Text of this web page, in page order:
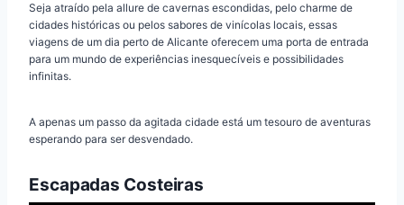
Seja atraído pela allure de cavernas escondidas, pelo charme de
cidades históricas ou pelos sabores de vinícolas locais, essas
viagens de um dia perto de Alicante oferecem uma porta de entrada
para um mundo de experiências inesquecíveis e possibilidades
infinitas.
A apenas um passo da agitada cidade está um tesouro de aventuras
esperando para ser desvendado.
Escapadas Costeiras